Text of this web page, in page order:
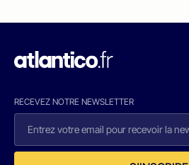
RECEVEZ NOTRE NEWSLETTER